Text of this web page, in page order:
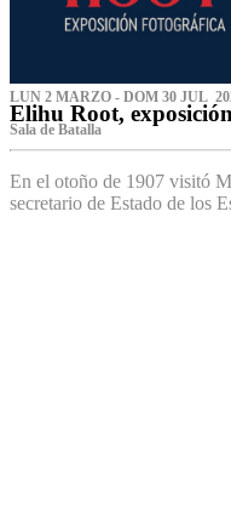
LUN 2 MARZO - DOM 30 JUL
Elihu Root,
Sala de Batalla
En el otoño de 1907 visitó
secretario de Estado de los